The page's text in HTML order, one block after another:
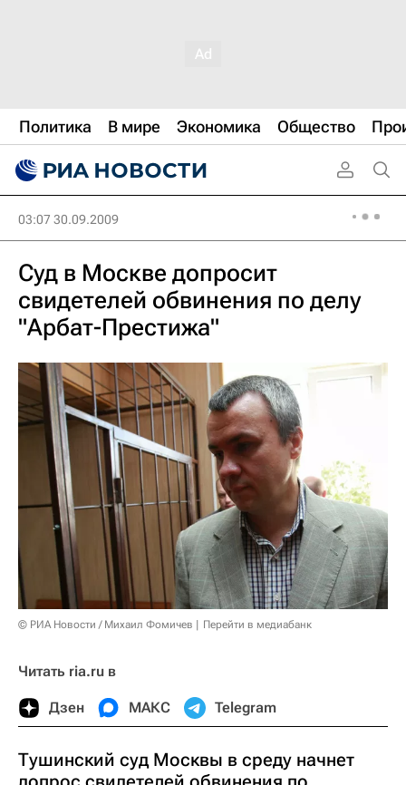
Политика В мире Экономика Общество
03:07 30.09.2009
Суд в Москве допросит
свидетелей обвинения по делу
"Арбат-Престижа"
© РИА Новости / Михаил Фомичев Перейти в медиабанк
Читать ria.ru в
Дзен МАКС Telegram
Тушинский суд Москвы в среду начнет